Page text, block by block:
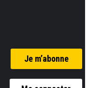
Je m’abonne